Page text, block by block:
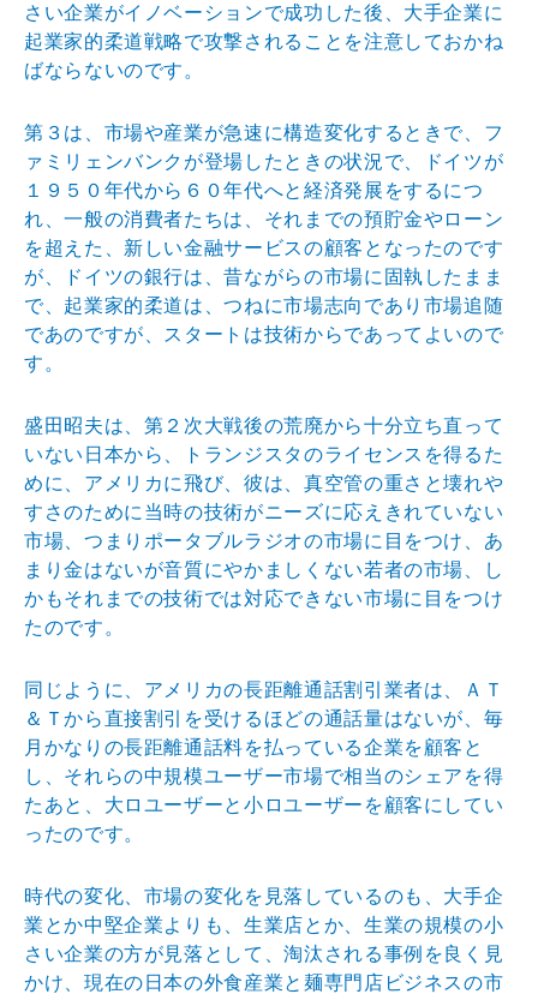
さい企業がイノベーシ ョンで成功した後、大手企業に
起業家的柔道戦略で攻撃さ れることを注意しておかね
ばならないのです。
第３は、市場や産業が急速に構造変化するときで、フ
ァミ リェンバンクが登場したときの状況で、ドイツが
１９５０ 年代から６０年代へと経済発展をするにつ
れ、一般の消費者たちは、それまでの預貯金やローン
を超えた、新しい金融サービスの顧客となったのです
が、ドイツの銀行は、昔ながらの市場に固執したまま
で、起業家的柔道は、つねに市場志向であり市場追随
であのですが、スタートは技術からであってよいので
す。
盛田昭夫は、第２次大戦後の荒廃から十分立ち直って
いない日本から、トランジスタのライセンスを得るた
めに、ア メリカに飛び、彼は、真空管の重さと壊れや
すさのために 当時の技術がニーズに応えきれていない
市場、つまりポー タブルラジオの市場に目をつけ、あ
まり金はないが音質にやかましくない若者の市場、し
かもそれまでの技術では対応できない市場に目をつけ
たのです。
同じように、アメリカの長距離通話割引業者は、ＡＴ
＆Ｔから直接割引を受けるほどの通話量はないが、毎
月かなり の長距離通話料を払っている企業を顧客と
し、それらの中規模ユーザー市場で相当のシェアを得
たあと、大ロユーザーと小ロユーザーを顧客にしてい
ったのです。
時代の変化、市場の変化を見落しているのも、大手企
業とか中堅企業よりも、生業店とか、生業の規模の小
さい企業の方が見落として、淘汰される事例を良く見
かけ、現在の 日本の外食産業と麺専門店ビジネスの市